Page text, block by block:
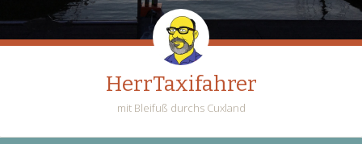
HerrTaxifahrer
mit Bleifuß durchs Cuxland